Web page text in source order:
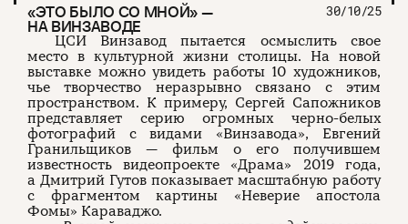
«ЭТО БЫЛО СО МНОЙ» —
НА ВИНЗАВОДЕ
30/10/25
ЦСИ Винзавод пытается осмыслить свое
место в культурной жизни столицы. На новой
выставке можно увидеть работы 10 художников,
чье творчество неразрывно связано с этим
пространством. К примеру, Сергей Сапожников
представляет серию огромных черно-белых
фотографий с видами «Винзавода», Евгений
Гранильщиков — фильм о его получившем
известность видеопроекте «Драма» 2019 года,
а Дмитрий Гутов показывает масштабную работу
с фрагментом картины «Неверие апостола
Фомы» Караваджо.